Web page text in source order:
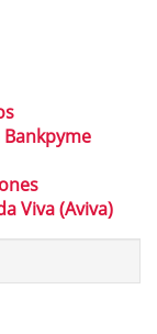
Viva (Aviva)